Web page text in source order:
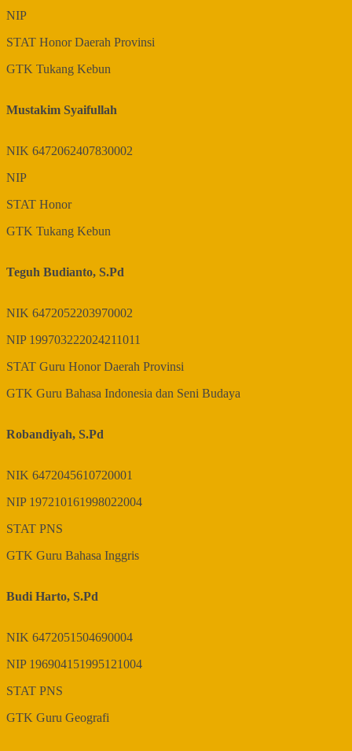
NIP
STAT Honor Daerah Provinsi
GTK Tukang Kebun
Mustakim Syaifullah
NIK 6472062407830002
NIP
STAT Honor
GTK Tukang Kebun
Teguh Budianto, S.Pd
NIK 6472052203970002
NIP 199703222024211011
STAT Guru Honor Daerah Provinsi
GTK Guru Bahasa Indonesia dan Seni Budaya
Robandiyah, S.Pd
NIK 6472045610720001
NIP 197210161998022004
STAT PNS
GTK Guru Bahasa Inggris
Budi Harto, S.Pd
NIK 6472051504690004
NIP 196904151995121004
STAT PNS
GTK Guru Geografi